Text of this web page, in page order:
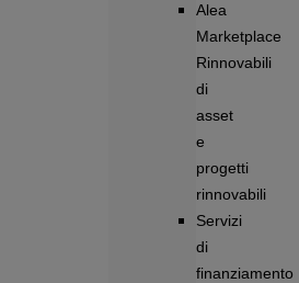
Alea
Marketplace
Rinnovabili
di
asset
e
progetti
rinnovabili
Servizi
di
finanziamento